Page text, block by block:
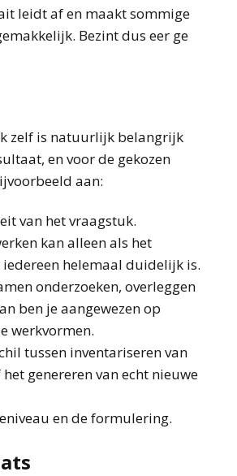
leidt af en maakt sommige
Bezint dus eer ge
zelf is natuurlijk belangrijk
en voor de gekozen
aan:
van het vraagstuk.
kan alleen als het
helemaal duidelijk is.
onderzoeken, overleggen
ben je aangewezen op
werkvormen.
tussen inventariseren van
genereren van echt nieuwe
en de formulering.